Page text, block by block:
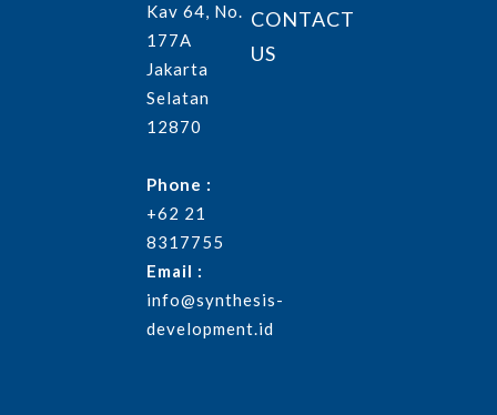
Kav 64, No.
177A
Jakarta
Selatan
12870
Phone :
+62 21
8317755
Email :
info@synthesis-
development.id
CONTACT
US